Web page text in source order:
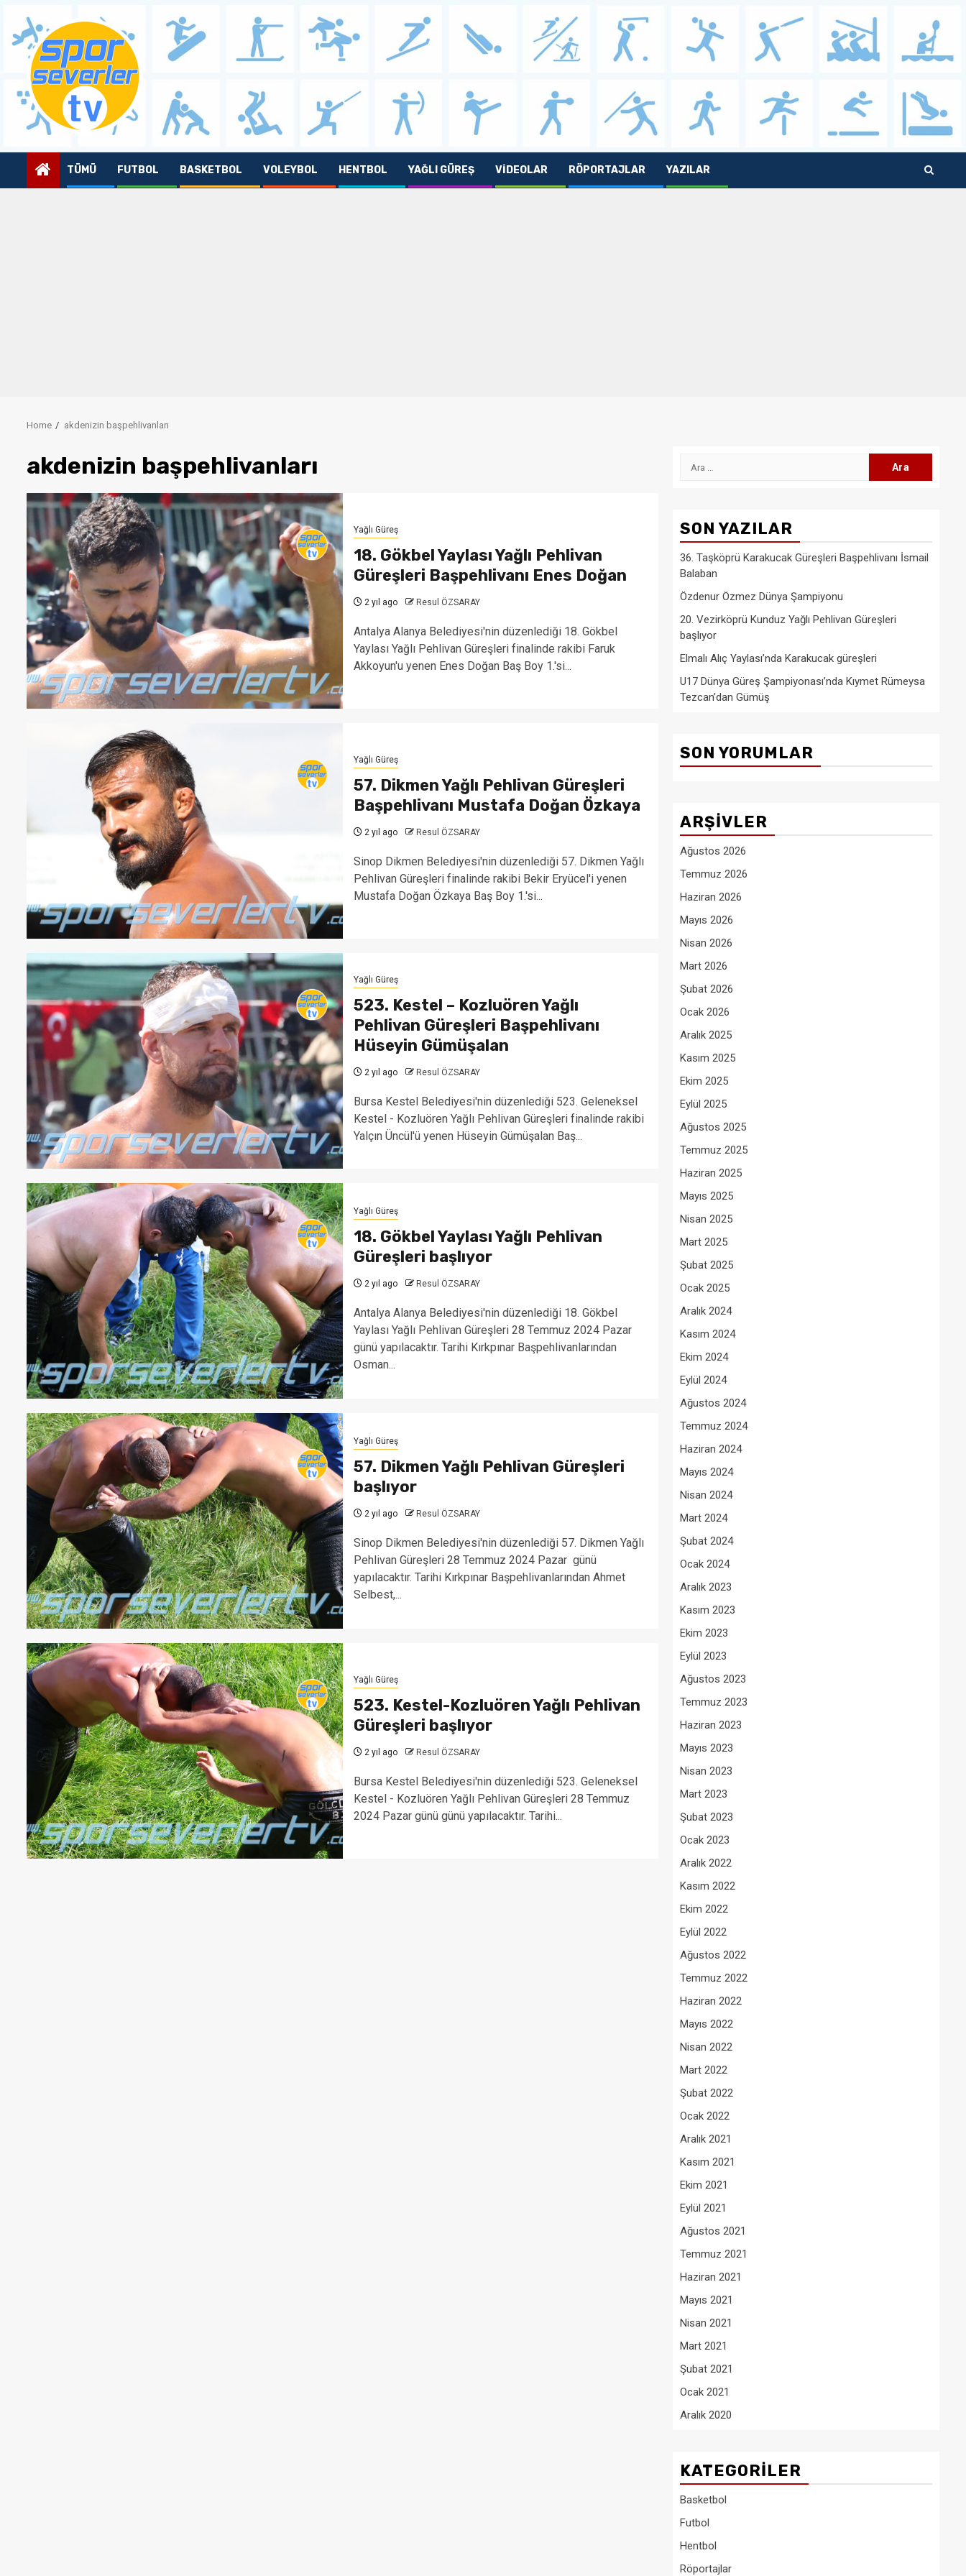
content
TÜMÜ FUTBOL BASKETBOL VOLEYBOL HENTBOL YAĞLI GÜREŞ VIDEOLAR RÖPORTAJLAR YAZILAR
Home akdenizin başpehlivanları
akdenizin başpehlivanları
Yağlı Güreş
18. Gökbel Yaylası Yağlı Pehlivan
Güreşleri Başpehlivanı Enes Doğan
2 yıl ago Resul ÖZSARAY
Antalya Alanya Belediyesi'nin düzenlediği 18. Gökbel
Yaylası Yağlı Pehlivan Güreşleri finalinde rakibi Faruk
Akkoyun'u yenen Enes Doğan Baş Boy 1.'si...
Yağlı Güreş
57. Dikmen Yağlı Pehlivan Güreşleri
Başpehlivanı Mustafa Doğan Özkaya
2 yıl ago Resul ÖZSARAY
Sinop Dikmen Belediyesi'nin düzenlediği 57. Dikmen Yağlı
Pehlivan Güreşleri finalinde rakibi Bekir Eryücel'i yenen
Mustafa Doğan Özkaya Baş Boy 1.'si...
Yağlı Güreş
523. Kestel – Kozluören Yağlı
Pehlivan Güreşleri Başpehlivanı
Hüseyin Gümüşalan
2 yıl ago Resul ÖZSARAY
Bursa Kestel Belediyesi'nin düzenlediği 523. Geleneksel
Kestel - Kozluören Yağlı Pehlivan Güreşleri finalinde rakibi
Yalçın Üncül'ü yenen Hüseyin Gümüşalan Baş...
Yağlı Güreş
18. Gökbel Yaylası Yağlı Pehlivan
Güreşleri başlıyor
2 yıl ago Resul ÖZSARAY
Antalya Alanya Belediyesi'nin düzenlediği 18. Gökbel
Yaylası Yağlı Pehlivan Güreşleri 28 Temmuz 2024 Pazar
günü yapılacaktır. Tarihi Kırkpınar Başpehlivanlarından
Osman...
Yağlı Güreş
57. Dikmen Yağlı Pehlivan Güreşleri
başlıyor
2 yıl ago Resul ÖZSARAY
Sinop Dikmen Belediyesi'nin düzenlediği 57. Dikmen Yağlı
Pehlivan Güreşleri 28 Temmuz 2024 Pazar günü
yapılacaktır. Tarihi Kırkpınar Başpehlivanlarından Ahmet
Selbest,...
Yağlı Güreş
523. Kestel-Kozluören Yağlı Pehlivan
Güreşleri başlıyor
2 yıl ago Resul ÖZSARAY
Bursa Kestel Belediyesi'nin düzenlediği 523. Geleneksel
Kestel - Kozluören Yağlı Pehlivan Güreşleri 28 Temmuz
2024 Pazar günü günü yapılacaktır. Tarihi...
Arama:
SON YAZILAR
36. Taşköprü Karakucak Güreşleri Başpehlivanı İsmail
Balaban
Özdenur Özmez Dünya Şampiyonu
20. Vezirköprü Kunduz Yağlı Pehlivan Güreşleri
başlıyor
Elmalı Alıç Yaylası’nda Karakucak güreşleri
U17 Dünya Güreş Şampiyonası’nda Kıymet Rümeysa
Tezcan’dan Gümüş
SON YORUMLAR
ARŞIVLER
Ağustos 2026
Temmuz 2026
Haziran 2026
Mayıs 2026
Nisan 2026
Mart 2026
Şubat 2026
Ocak 2026
Aralık 2025
Kasım 2025
Ekim 2025
Eylül 2025
Ağustos 2025
Temmuz 2025
Haziran 2025
Mayıs 2025
Nisan 2025
Mart 2025
Şubat 2025
Ocak 2025
Aralık 2024
Kasım 2024
Ekim 2024
Eylül 2024
Ağustos 2024
Temmuz 2024
Haziran 2024
Mayıs 2024
Nisan 2024
Mart 2024
Şubat 2024
Ocak 2024
Aralık 2023
Kasım 2023
Ekim 2023
Eylül 2023
Ağustos 2023
Temmuz 2023
Haziran 2023
Mayıs 2023
Nisan 2023
Mart 2023
Şubat 2023
Ocak 2023
Aralık 2022
Kasım 2022
Ekim 2022
Eylül 2022
Ağustos 2022
Temmuz 2022
Haziran 2022
Mayıs 2022
Nisan 2022
Mart 2022
Şubat 2022
Ocak 2022
Aralık 2021
Kasım 2021
Ekim 2021
Eylül 2021
Ağustos 2021
Temmuz 2021
Haziran 2021
Mayıs 2021
Nisan 2021
Mart 2021
Şubat 2021
Ocak 2021
Aralık 2020
KATEGORILER
Basketbol
Futbol
Hentbol
Röportajlar